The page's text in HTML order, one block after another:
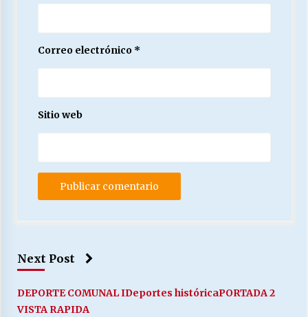
Correo electrónico *
Sitio web
Next Post
DEPORTE COMUNAL IDeportes históricaPORTADA 2
VISTA RAPIDA